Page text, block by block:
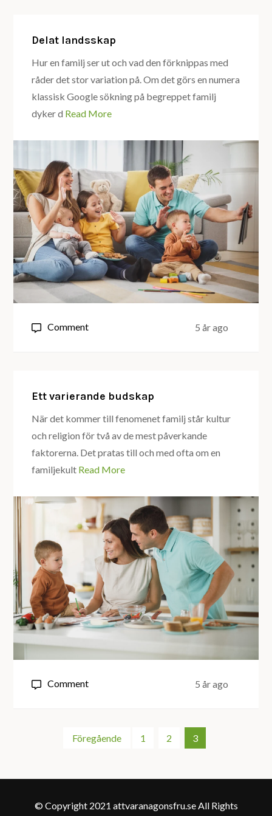
Delat landsskap
Hur en familj ser ut och vad den förknippas med
råder det stor variation på. Om det görs en numera
klassisk Google sökning på begreppet familj
dyker d Read More
Commenton
5 år ago
Ett varierande budskap
När det kommer till fenomenet familj står kultur
och religion för två av de mest påverkande
faktorerna. Det pratas till och med ofta om en
familjekult Read More
Commenton
budskap
5 år ago
Sidnumrering
för
inlägg
Föregående 1 2 3
© Copyright 2021 attvaranagonsfru.se All Rights